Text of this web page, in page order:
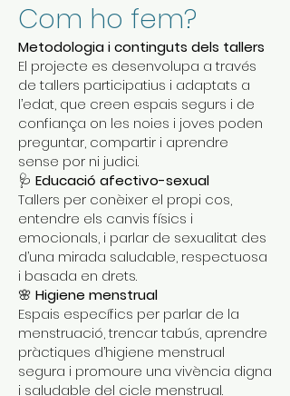
Com ho fem?
Metodologia i continguts dels tallers
El projecte es desenvolupa a través
de tallers participatius i adaptats a
l’edat, que creen espais segurs i de
confiança on les noies i joves poden
preguntar, compartir i aprendre
sense por ni judici.
🩺 Educació afectivo-sexual
Tallers per conèixer el propi cos,
entendre els canvis físics i
emocionals, i parlar de sexualitat des
d’una mirada saludable, respectuosa
i basada en drets.
🌸 Higiene menstrual
Espais específics per parlar de la
menstruació, trencar tabús, aprendre
pràctiques d’higiene menstrual
segura i promoure una vivència digna
i saludable del cicle menstrual.